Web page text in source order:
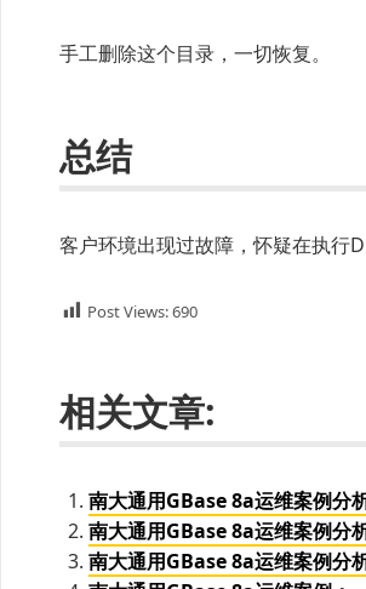
手工删除这个目录，一切恢复。
总结
客户环境出现过故障，怀疑在执行
Post Views:690
相关文章:
南大通用GBase 8a运维案例分
南大通用GBase 8a运维案例分
南大通用GBase 8a运维案例分